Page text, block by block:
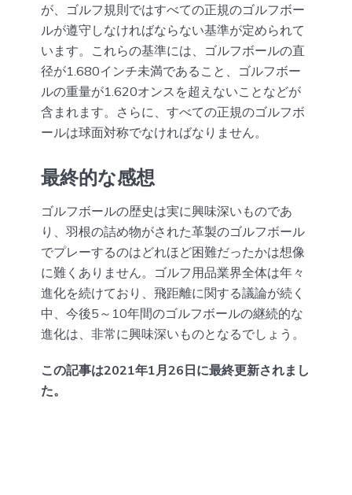
が、ゴルフ規則ではすべての正規のゴルフボー
ルが遵守しなければならない基準が定められて
います。これらの基準には、ゴルフボールの直
径が1.680インチ未満であること、ゴルフボー
ルの重量が1.620オンスを超えないことなどが
含まれます。さらに、すべての正規のゴルフボ
ールは球面対称でなければなりません。
最終的な感想
ゴルフボールの歴史は実に興味深いものであ
り、羽根の詰め物がされた革製のゴルフボール
でプレーするのはどれほど困難だったかは想像
に難くありません。ゴルフ用品業界全体は年々
進化を続けており、飛距離に関する議論が続く
中、今後5～10年間のゴルフボールの継続的な
進化は、非常に興味深いものとなるでしょう。
この記事は2021年1月26日に最終更新されまし
た。